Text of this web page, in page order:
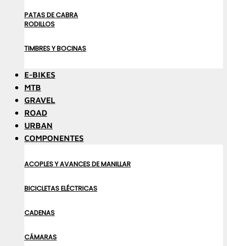
PATAS DE CABRA
RODILLOS
TIMBRES Y BOCINAS
E-BIKES
MTB
GRAVEL
ROAD
URBAN
COMPONENTES
ACOPLES Y AVANCES DE MANILLAR
BICICLETAS ELÉCTRICAS
CADENAS
CÁMARAS